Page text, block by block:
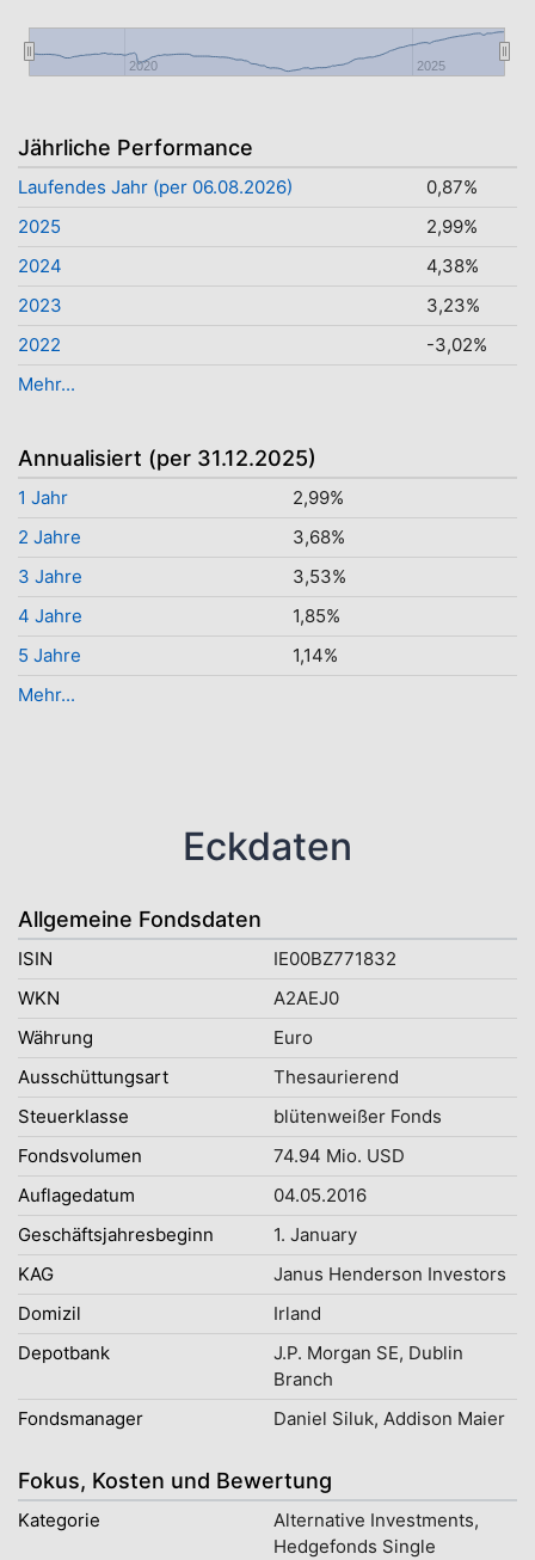
2020 2025
Jährliche Performance
Laufendes Jahr (per 06.08.2026)
0,87%
2025
2,99%
2024
4,38%
2023
3,23%
2022
-3,02%
Mehr...
Annualisiert (per 31.12.2025)
1 Jahr
2,99%
2 Jahre
3,68%
3 Jahre
3,53%
4 Jahre
1,85%
5 Jahre
1,14%
Mehr...
Eckdaten
Allgemeine Fondsdaten
ISIN
IE00BZ771832
WKN
A2AEJ0
Währung
Euro
Ausschüttungsart
Thesaurierend
Steuerklasse
blütenweißer Fonds
Fondsvolumen
74.94 Mio. USD
Auflagedatum
04.05.2016
Geschäftsjahresbeginn
1. January
KAG
Janus Henderson Investors
Domizil
Irland
Depotbank
J.P. Morgan SE, Dublin
Branch
Fondsmanager
Daniel Siluk, Addison Maier
Fokus, Kosten und Bewertung
Kategorie
Alternative Investments,
Hedgefonds Single